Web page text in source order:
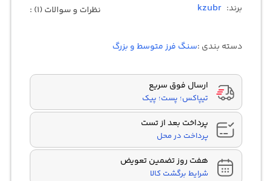
برند: kzubr نظرات و سوالات (1) :
دسته بندی :سنگ فرز متوسط و بزرگ
ارسال فوق سریع
تیپاکس؛ پست؛ پیک
پرداخت بعد از تست
پرداخت در محل
هفت روز تضمین تعویض
شرایط برگشت کالا